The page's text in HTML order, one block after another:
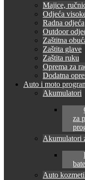
Majice,
Odjeća
Radna odjeća
Outdoor
Zaštitna
Zaštita glave
Zaštita ruku
Oprema za
Dodatna
Auto i moto
Akumulatori
za
Akumulatori
Auto